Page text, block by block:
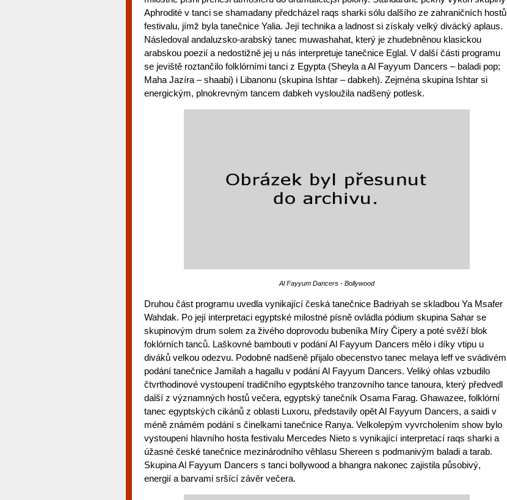
Aphrodité v tanci se shamadany předcházel raqs sharki sólu dalšího ze zahraničních hostů
festivalu, jímž byla tanečnice Yalia. Její technika a ladnost si získaly velký divácký aplaus.
Následoval andaluzsko-arabský tanec muwashahat, který je zhudebněnou klasickou
arabskou poezií a nedostižně jej u nás interpretuje tanečnice Eglal. V další části programu
se jeviště roztančilo folklórními tanci z Egypta (Sheyla a Al Fayyum Dancers – baladi pop;
Maha Jazíra – shaabi) i Libanonu (skupina Ishtar – dabkeh). Zejména skupina Ishtar si
energickým, plnokrevným tancem dabkeh vysloužila nadšený potlesk.
Al Fayyum Dancers - Bollywood
Druhou část programu uvedla vynikající česká tanečnice Badriyah se skladbou Ya Msafer
Wahdak. Po její interpretaci egyptské milostné písně ovládla pódium skupina Sahar se
skupinovým drum solem za živého doprovodu bubeníka Míry Čipery a poté svěží blok
foklórních tanců. Laškovné bambouti v podání Al Fayyum Dancers mělo i díky vtipu u
diváků velkou odezvu. Podobně nadšeně přijalo obecenstvo tanec melaya leff ve svádivém
podání tanečnice Jamilah a hagallu v podání Al Fayyum Dancers. Veliký ohlas vzbudilo
čtvrthodinové vystoupení tradičního egyptského tranzovního tance tanoura, který předvedl
další z významných hostů večera, egyptský tanečník Osama Farag. Ghawazee, folklórní
tanec egyptských cikánů z oblasti Luxoru, představily opět Al Fayyum Dancers, a saidi v
méně známém podání s činelkami tanečnice Ranya. Velkolepým vyvrcholením show bylo
vystoupení hlavního hosta festivalu Mercedes Nieto s vynikající interpretací raqs sharki a
úžasné české tanečnice mezinárodního věhlasu Shereen s podmanivým baladi a tarab.
Skupina Al Fayyum Dancers s tanci bollywood a bhangra nakonec zajistila působivý,
energií a barvami sršící závěr večera.